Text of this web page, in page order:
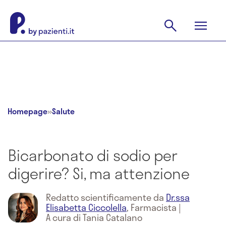
Homepage»Salute
Bicarbonato di sodio per
digerire? Si, ma attenzione
Redatto scientificamente da Dr.ssa
Elisabetta Ciccolella, Farmacista |
A cura di Tania Catalano